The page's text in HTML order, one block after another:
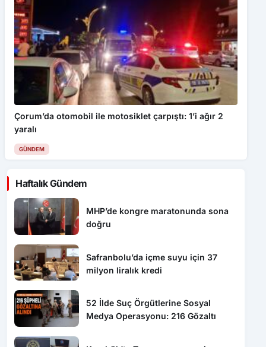
Çorum’da otomobil ile motosiklet çarpıştı: 1’i ağır 2
yaralı
GÜNDEM
Haftalık Gündem
MHP’de kongre maratonunda sona
doğru
Safranbolu’da içme suyu için 37
milyon liralık kredi
52 İlde Suç Örgütlerine Sosyal
Medya Operasyonu: 216 Gözaltı